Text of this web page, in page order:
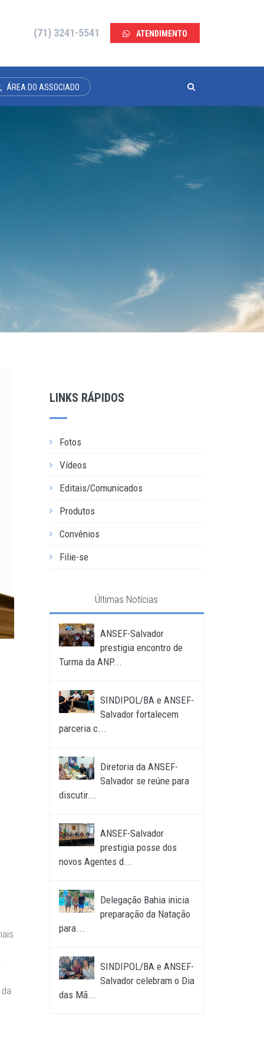
(71) 3241-5541 ATENDIMENTO
ÁREA DO ASSOCIADO
LINKS RÁPIDOS
Fotos
Vídeos
Editais/Comunicados
Produtos
Convênios
Filie-se
Últimas Notícias
ANSEF-Salvador
prestigia encontro de
Turma da ANP...
SINDIPOL/BA e ANSEF-
Salvador fortalecem
parceria c...
Diretoria da ANSEF-
Salvador se reúne para
discutir...
ANSEF-Salvador
prestigia posse dos
novos Agentes d...
Delegação Bahia inicia
preparação da Natação
para...
SINDIPOL/BA e ANSEF-
Salvador celebram o Dia
das Mã...